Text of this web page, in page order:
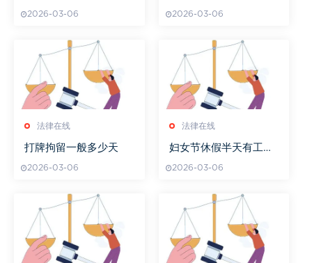
2026-03-06 2026-03-06
法律在线
打牌拘留一般多少天
2026-03-06
法律在线
妇女节休假半天有工资
2026-03-06